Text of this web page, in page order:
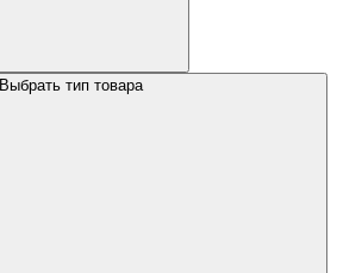
Выбрать тип товара